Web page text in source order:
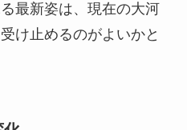
最新姿は、現在の大河
け止めるのがよいかと